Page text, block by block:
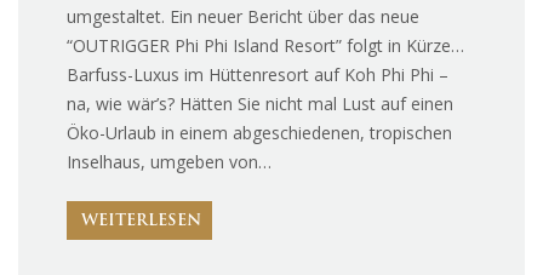
umgestaltet. Ein neuer Bericht über das neue
“OUTRIGGER Phi Phi Island Resort” folgt in Kürze…
Barfuss-Luxus im Hüttenresort auf Koh Phi Phi –
na, wie wär’s? Hätten Sie nicht mal Lust auf einen
Öko-Urlaub in einem abgeschiedenen, tropischen
Inselhaus, umgeben von…
WEITERLESEN